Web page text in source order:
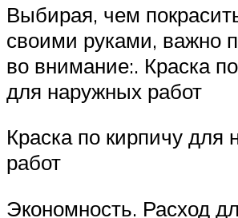
Выбирая, чем
своими руками, важно
во внимание:. Краска
для наружных работ
Краска по кирпичу для
работ
Экономность. Расход